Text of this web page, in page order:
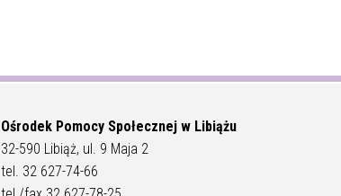
Ośrodek Pomocy Społecznej w Libiążu
32-590 Libiąż, ul. 9 Maja 2
tel. 32 627-74-66